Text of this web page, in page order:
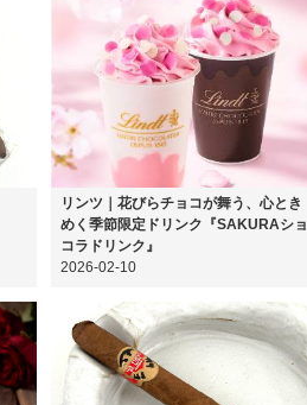
リンツ｜花びらチョコが舞う、心とき
めく季節限定ドリンク『SAKURAショ
コラドリンク』
2026-02-10